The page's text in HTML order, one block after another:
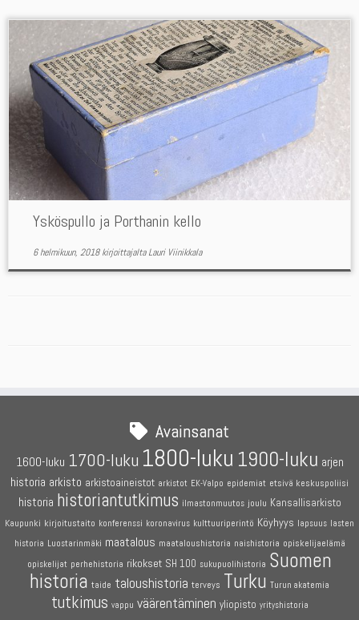
Ysköspullo ja Porthanin kello
6 helmikuun, 2018 kirjoittajaltaLauri Viinikkala
Avainsanat
1600-luku 1700-luku 1800-luku 1900-luku arjen
historia arkisto arkistoaineistot arkistot EK-Valpo epidemiat etsivä keskuspoliisi
historia historiantutkimus ilmastonmuutos joulu Kansallisarkisto
Kaupunki kirjoitustaito konferenssi koronavirus kulttuuriperintö Köyhyys lapsuus lasten
historia Luostarinmäki maatalous maataloushistoria naishistoria opiskelijaelämä
opiskelijat perhehistoria rikokset SH 100 sukupuolihistoria Suomen
historia taide taloushistoria terveys Turku Turun akatemia
tutkimus vappu väärentäminen yliopisto yrityshistoria